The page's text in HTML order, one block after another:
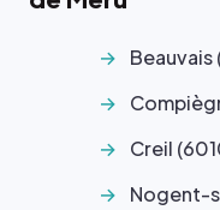
Creil
Nogent-